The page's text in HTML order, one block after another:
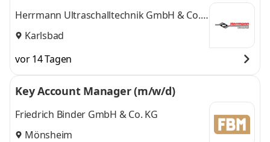
Herrmann Ultraschalltechnik GmbH & Co.
KGKarlsbad
vor 14 Tagen
Key Account Manager (m/w/d)
Friedrich Binder GmbH & Co. KG
Mönsheim